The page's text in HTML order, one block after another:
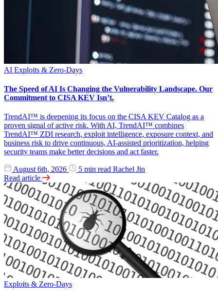
AI Exploits & Zero-Days
The Speed of AI Is Changing the Vulnerability Landscape. Our
Commitment to CISA KEV Isn’t.
TrendAI™ is deepening its focus on the CISA KEV Catalog as a
proven signal of active risk. With AI, TrendAI™ combines
TrendAI™ ZDI research, exploit intelligence, exposure context, and
business risk to drive continuous, AI-assisted prioritization, helping
security teams make better decisions and act faster.
August 6th, 2026 5 min read Rachel Jin
Read article
Exploits & Zero-Days